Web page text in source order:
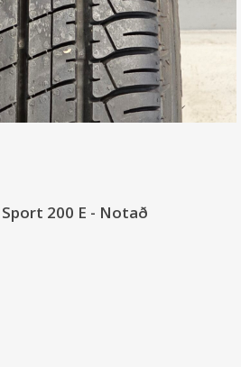
200 E - Notað